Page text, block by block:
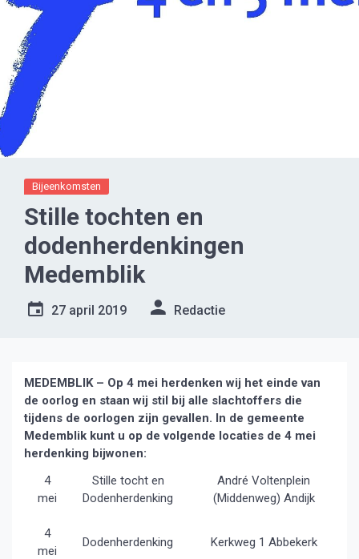
Bijeenkomsten
Stille tochten en
dodenherdenkingen
Medemblik
27 april 2019 Redactie
MEDEMBLIK – Op 4 mei herdenken wij het einde van
de oorlog en staan wij stil bij alle slachtoffers die
tijdens de oorlogen zijn gevallen. In de gemeente
Medemblik kunt u op de volgende locaties de 4 mei
herdenking bijwonen:
4
mei
Stille tocht en
Dodenherdenking
André Voltenplein
(Middenweg) Andijk
4
mei
Dodenherdenking Kerkweg 1 Abbekerk